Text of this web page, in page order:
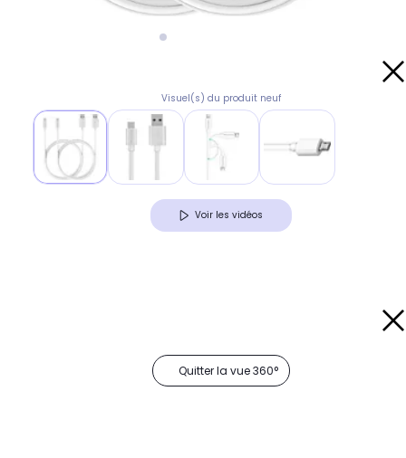
Visuel(s) du produit neuf
Voir les vidéos
Quitter la vue 360°